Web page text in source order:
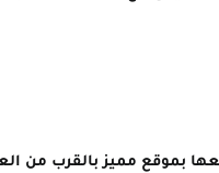
بموقع مميز بالقرب من